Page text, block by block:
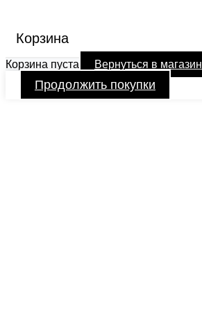
Корзина
Корзина пуста Вернуться в магазин
Продолжить покупки